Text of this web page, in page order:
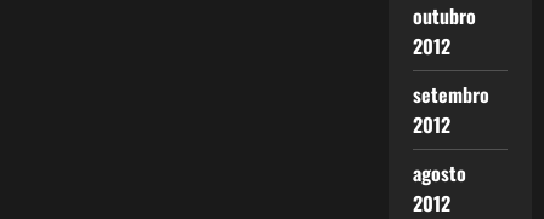
outubro
2012
setembro
2012
agosto
2012